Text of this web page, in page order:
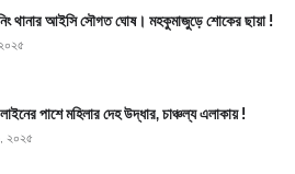
থানার আইসি সৌগত ঘোষ। মহকুমাজুড়ে শোকের ছায়া !
পাশে মহিলার দেহ উদ্ধার, চাঞ্চল্য এলাকায় !
২০২৫